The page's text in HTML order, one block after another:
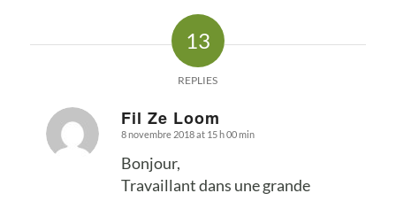
13
REPLIES
Fil Ze Loom
says:
8 novembre 2018 at 15 h 00 min
Bonjour,
Travaillant dans une grande